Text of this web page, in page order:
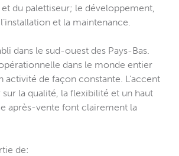
du palettiseur; le développement,
et la maintenance.
dans le sud-ouest des Pays-Bas.
dans le monde entier
activité de façon constante. L'accent
la qualité, la flexibilité et un haut
après-vente font clairement la
de: